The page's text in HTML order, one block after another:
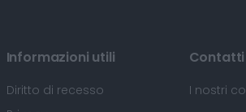
Informazioni utili
Diritto di recesso
Contatti
I nostri